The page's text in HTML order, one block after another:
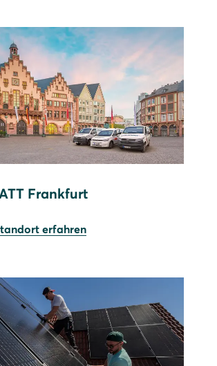
Frankfurt
erfahren